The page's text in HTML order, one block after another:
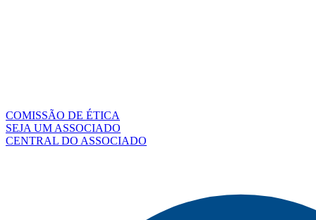
COMISSÃO DE ÉTICA
SEJA UM ASSOCIADO
CENTRAL DO ASSOCIADO